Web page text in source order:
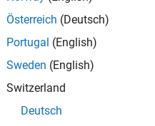
Reciba
Österreich (Deutsch)
Portugal (English)
Sweden (English)
Switzerland
Deutsch